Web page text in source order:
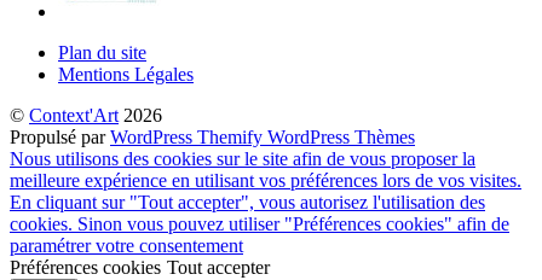
Plan du site
Mentions Légales
© Context'Art2026
Propulsé parWordPress Themify WordPress Thèmes
Nous utilisons des cookies sur le site afin de vous proposer la
meilleure expérience en utilisant vos préférences lors de vos visites.
En cliquant sur "Tout accepter", vous autorisez l'utilisation des
cookies. Sinon vous pouvez utiliser "Préférences cookies" afin de
paramétrer votre consentement
Préférences cookies Tout accepter